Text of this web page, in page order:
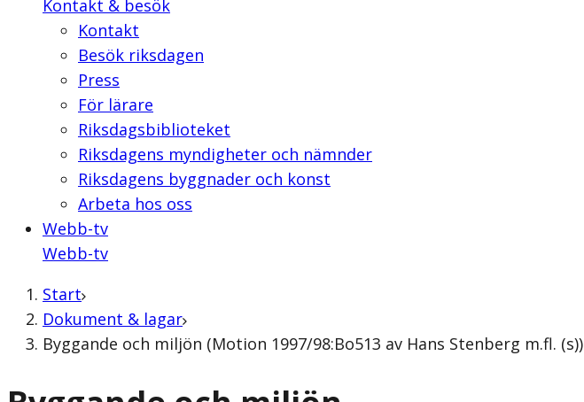
Kontakt & besök
Kontakt
Besök riksdagen
Press
För lärare
Riksdagsbiblioteket
Riksdagens myndigheter och nämnder
Riksdagens byggnader och konst
Arbeta hos oss
Webb-tv
Webb-tv
Start
Dokument & lagar
Byggande och miljön (Motion 1997/98:Bo513 av Hans Stenberg m.fl. (s))